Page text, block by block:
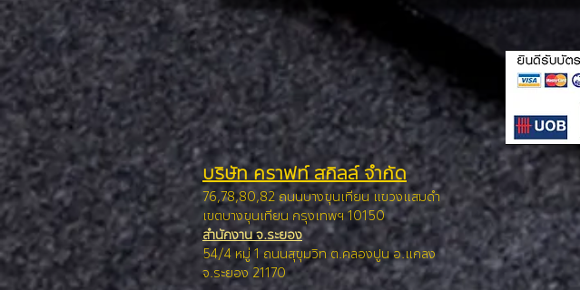
บริษัท คราฟท์ สกิลล์ จำกัด
76,78,80,82 ถนนบางขุนเทียน แขวงแสมดำ
เขตบางขุนเทียน กรุงเทพฯ 10150
สำนักงาน จ.ระยอง
54/4 หมู่ 1 ถนนสุขุมวิท ต.คลองปูน อ.แกลง
จ.ระยอง 21170